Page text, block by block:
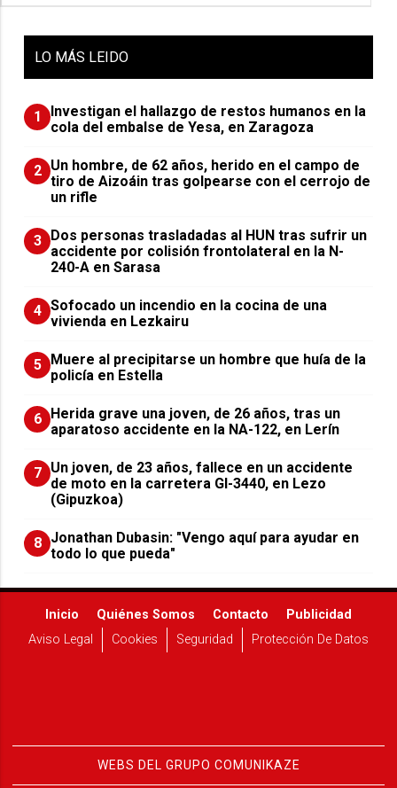
LO MÁS LEIDO
1
Investigan el hallazgo de restos humanos en la
cola del embalse de Yesa, en Zaragoza
2 Un hombre, de 62 años, herido en el campo de
tiro de Aizoáin tras golpearse con el cerrojo de
un rifle
3
​Dos personas trasladadas al HUN tras sufrir un
accidente por colisión frontolateral en la N-
240-A en Sarasa
4 Sofocado un incendio en la cocina de una
vivienda en Lezkairu
5
Muere al precipitarse un hombre que huía de la
policía en Estella
6
Herida grave una joven, de 26 años, tras un
aparatoso accidente en la NA-122, en Lerín
7 Un joven, de 23 años, fallece en un accidente
de moto en la carretera GI-3440, en Lezo
(Gipuzkoa)
8 Jonathan Dubasin: "Vengo aquí para ayudar en
todo lo que pueda"
Inicio Quiénes Somos Contacto
Publicidad
Aviso Legal
Cookies Seguridad Protección De Datos
WEBS DEL GRUPO COMUNIKAZE